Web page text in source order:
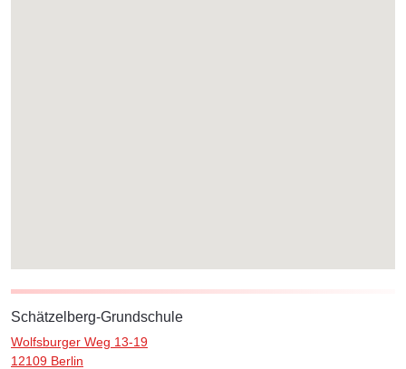
Schätzelberg-Grundschule
Wolfsburger Weg 13-19
12109 Berlin